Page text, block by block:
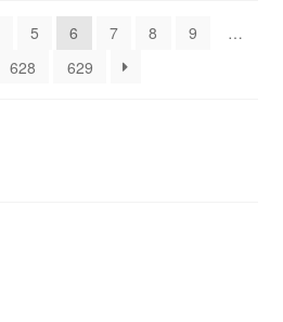
senaste
5 6 7 8 9
…
628 629